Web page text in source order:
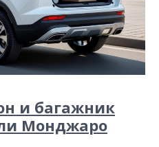
и багажник
Монджаро